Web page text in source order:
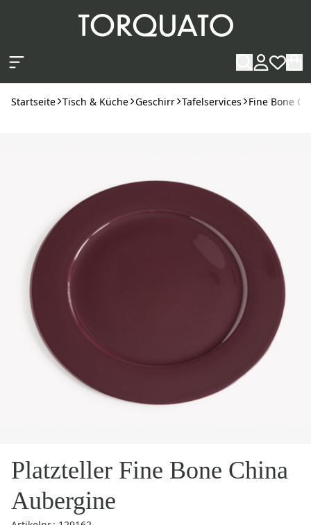
Startseite Tisch & Küche Geschirr Tafelservices Fine Bone
Platzteller Fine Bone China
Aubergine